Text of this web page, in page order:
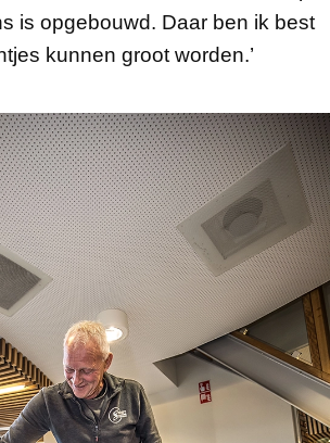
is opgebouwd. Daar ben ik best
kunnen groot worden.’